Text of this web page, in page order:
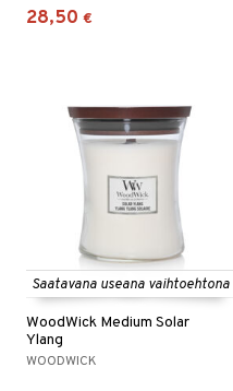
28,50 €
Saatavana useana vaihtoehtona
WoodWick Medium Solar
Ylang
WOODWICK